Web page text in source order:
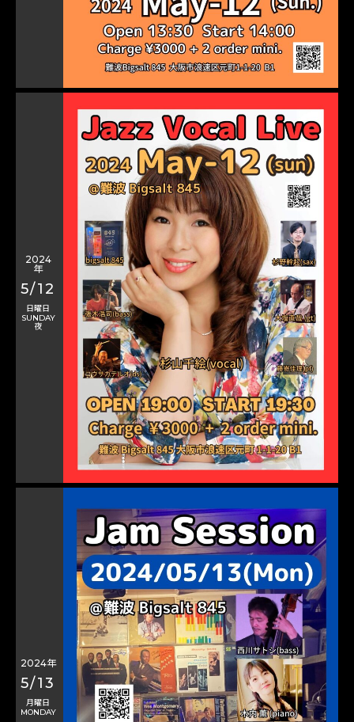
2024
年
5/12
日曜日
SUNDAY
夜
2024年
5/13
月曜日
MONDAY